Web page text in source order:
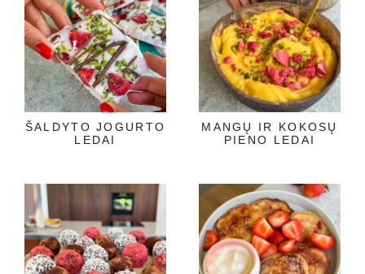
ŠALDYTO JOGURTO
LEDAI
MANGŲ IR KOKOSŲ
PIENO LEDAI